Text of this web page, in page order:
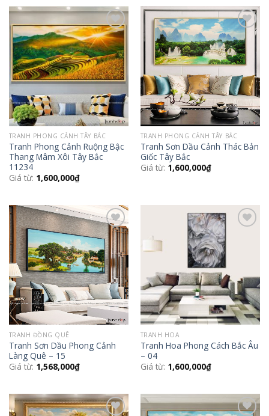
Add to
Wishlist
TRANH PHONG CẢNH TÂY BẮC
Tranh Phong Cảnh Ruộng Bậc
Thang Mâm Xôi Tây Bắc
11234
Giá từ: 1,600,000₫
Add to
Wishlist
TRANH PHONG CẢNH TÂY BẮC
Tranh Sơn Dầu Cảnh Thác Bản
Giốc Tây Bắc
Giá từ: 1,600,000₫
Add to
Wishlist
TRANH ĐỒNG QUÊ
Tranh Sơn Dầu Phong Cảnh
Làng Quê – 15
Giá từ: 1,568,000₫
TRANH HOA
Tranh Hoa Phong Cách Bắc Âu
– 04
Giá từ: 1,600,000₫